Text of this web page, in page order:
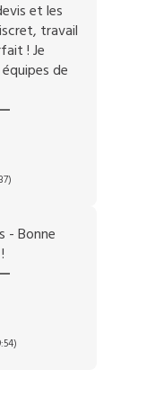
et les
travail
! Je
de
- Bonne